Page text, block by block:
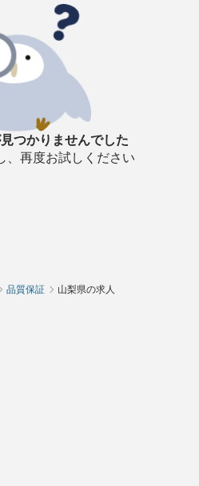
つかりませんでした
、再度お試しください
品質保証 山梨県の求人